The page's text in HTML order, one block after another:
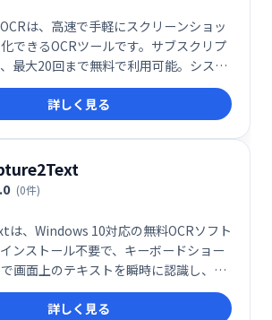
は、高速で手軽にスクリーンショッ
できるOCRツールです。サブスクリプ
最大20回まで無料で利用可能。システ
ワンクリックで画面キャプチャを行い、
イト・動画などからテキストを抽出で
なOCR作業を効率化します。
詳しく見る
(0件)
、Windows 10対応の無料OCRソフト
ンストール不要で、キーボードショー
画面上のテキストを瞬時に認識し、テ
に変換します。手軽にOCR処理を行いた
。
詳しく見る